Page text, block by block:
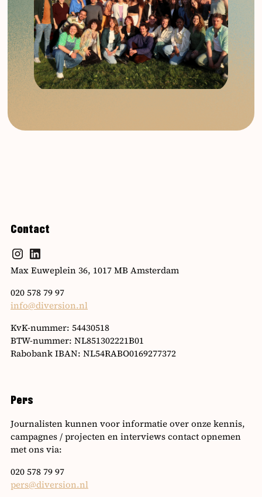
Contact
Max Euweplein 36, 1017 MB Amsterdam
020 578 79 97
info@diversion.nl
KvK-nummer: 54430518
BTW-nummer: NL851302221B01
Rabobank IBAN: NL54RABO0169277372
Pers
Journalisten kunnen voor informatie over onze kennis,
campagnes / projecten en interviews contact opnemen
met ons via:
020 578 79 97
pers@diversion.nl